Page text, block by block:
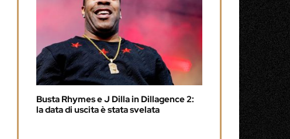
Busta Rhymes e J Dilla in Dillagence 2:
la data di uscita è stata svelata